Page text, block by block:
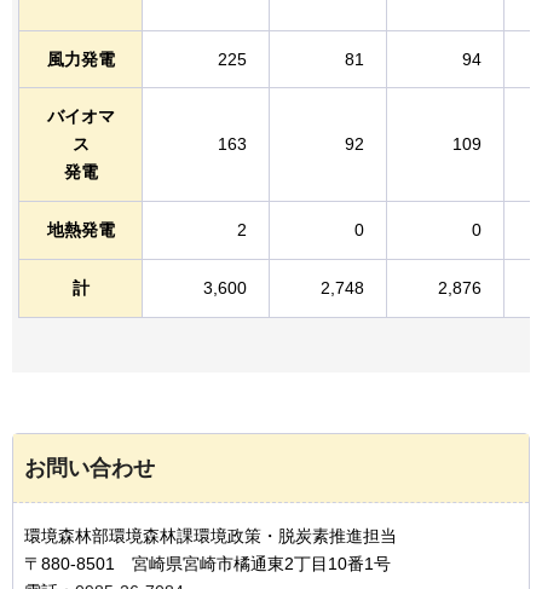
風力発電 225 81 94
バイオマ
ス
発電
163 92 109
地熱発電 2 0 0
計 3,600 2,748 2,876
お問い合わせ
環境森林部環境森林課環境政策・脱炭素推進担当
〒880-8501 宮崎県宮崎市橘通東2丁目10番1号